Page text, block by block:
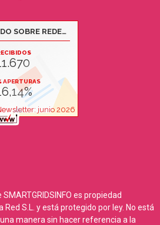
es propiedad
S.L. y está protegido por ley. No está
manera sin hacer referencia a la